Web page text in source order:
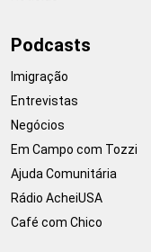
Podcasts
Imigração
Entrevistas
Negócios
Em Campo com Tozzi
Ajuda Comunitária
Rádio AcheiUSA
Café com Chico